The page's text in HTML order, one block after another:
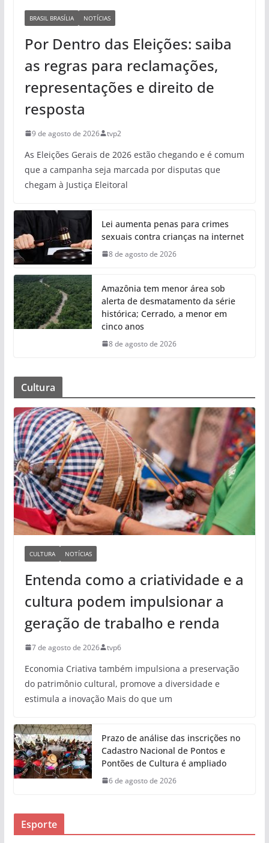
BRASIL BRASÍLIA NOTÍCIAS
Por Dentro das Eleições: saiba
as regras para reclamações,
representações e direito de
resposta
9 de agosto de 2026 tvp2
As Eleições Gerais de 2026 estão chegando e é comum
que a campanha seja marcada por disputas que
chegam à Justiça Eleitoral
Lei aumenta penas para crimes
sexuais contra crianças na internet
8 de agosto de 2026
Amazônia tem menor área sob
alerta de desmatamento da série
histórica; Cerrado, a menor em
cinco anos
8 de agosto de 2026
Cultura
CULTURA NOTÍCIAS
Entenda como a criatividade e a
cultura podem impulsionar a
geração de trabalho e renda
7 de agosto de 2026 tvp6
Economia Criativa também impulsiona a preservação
do patrimônio cultural, promove a diversidade e
estimula a inovação Mais do que um
Prazo de análise das inscrições no
Cadastro Nacional de Pontos e
Pontões de Cultura é ampliado
6 de agosto de 2026
Esporte